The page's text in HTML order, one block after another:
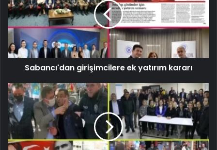
Sabancı'dan girişimcilere ek yatırım kararı